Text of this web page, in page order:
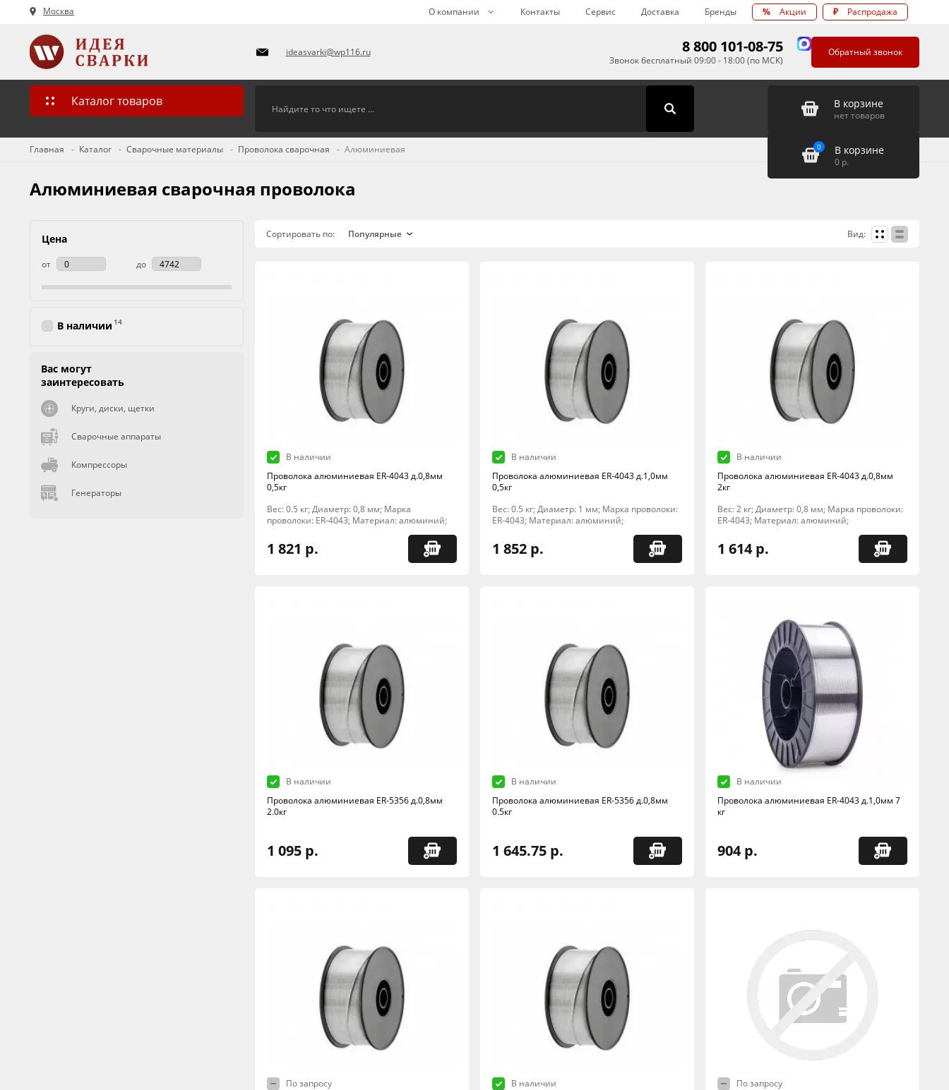
Москва О компании Контакты Сервис Доставка Бренды % Акции ₽ Распродажа
ideasvarki@wp116.ru 8 800 101-08-75
Звонок бесплатный 09:00 - 18:00 (по МСК)
Обратный звонок
Каталог товаров В корзине
нет товаров
0 В корзине
0 р.
Главная Каталог Сварочные материалы Проволока сварочная Алюминиевая
Алюминиевая сварочная проволока
Сортировать по: Вид:
В наличии
Проволока алюминиевая ER-4043 д.0,8мм
0,5кг
Вес: 0.5 кг; Диаметр: 0,8 мм; Марка
проволоки: ER-4043; Материал: алюминий;
1 821 р.
В наличии
Проволока алюминиевая ER-4043 д.1,0мм
0,5кг
Вес: 0.5 кг; Диаметр: 1 мм; Марка проволоки:
ER-4043; Материал: алюминий;
1 852 р.
В наличии
Проволока алюминиевая ER-4043 д.0,8мм
2кг
Вес: 2 кг; Диаметр: 0,8 мм; Марка проволоки:
ER-4043; Материал: алюминий;
1 614 р.
В наличии
Проволока алюминиевая ER-5356 д.0,8мм
2.0кг
1 095 р.
В наличии
Проволока алюминиевая ER-5356 д.0,8мм
0.5кг
1 645.75 р.
В наличии
Проволока алюминиевая ER-4043 д.1,0мм 7
кг
904 р.
По запросу
В наличии
По запросу
Цена
от до
В наличии 14
Вас могут
заинтересовать
Круги, диски, щетки
Сварочные аппараты
Компрессоры
Генераторы